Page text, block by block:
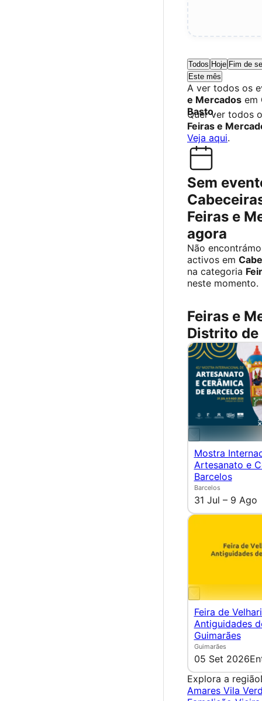
Todos Hoje Fim de
Este mês
A ver todos os
e Mercados em
Basto.
Quer ver todos
Feiras e
Veja aqui.
Sem
Feiras e
agora
Não
activos em
na categoria
neste momento.
Feiras e
Distrito de
Mostra
Artesanato e
Barcelos
Barcelos
31 Jul – 9 Ago
Feira de
Antiguidades
Guimarães
Guimarães
05 Set 2026
Explora a região
Amares Vila